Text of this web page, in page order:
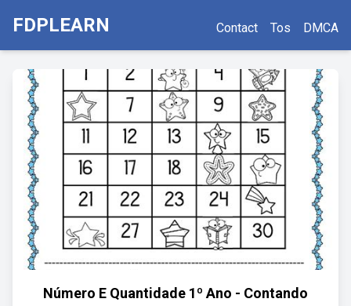
FDPLEARN Contact Tos DMCA
Número E Quantidade 1º Ano - Contando